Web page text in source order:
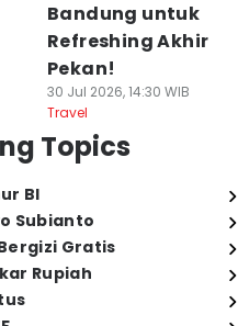
Bandung untuk
Refreshing Akhir
Pekan!
30 Jul 2026, 14:30 WIB
Travel
Topics
BI
Subianto
Gratis
Rupiah